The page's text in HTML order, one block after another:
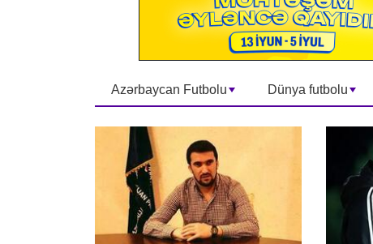
Azərbaycan Futbolu Dünya futbolu